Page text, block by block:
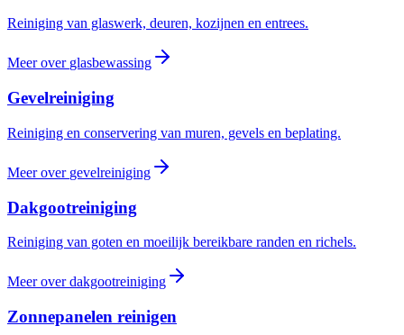
Reiniging van glaswerk, deuren, kozijnen en entrees.
Meer over glasbewassing
Gevelreiniging
Reiniging en conservering van muren, gevels en beplating.
Meer over gevelreiniging
Dakgootreiniging
Reiniging van goten en moeilijk bereikbare randen en richels.
Meer overdakgootreiniging
Zonnepanelen reinigen